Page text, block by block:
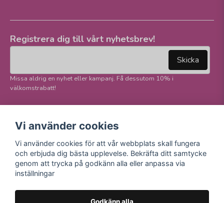
Registrera dig till vårt nyhetsbrev!
Skicka
Missa aldrig en nyhet eller kampanj. Få dessutom 10% i
välkomstrabatt!
sociala medier!
Facebook
Instagram
Youtube
E-handel
Vi använder cookies
Vi använder cookies för att vår webbplats skall fungera
och erbjuda dig bästa upplevelse. Bekräfta ditt samtycke
genom att trycka på godkänn alla eller anpassa via
inställningar
Godkänn alla